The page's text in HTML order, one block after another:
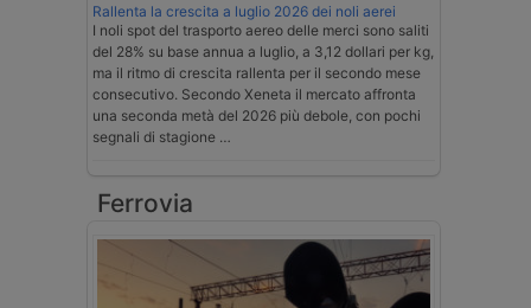
Rallenta la crescita a luglio 2026 dei noli aerei
I noli spot del trasporto aereo delle merci sono saliti
del 28% su base annua a luglio, a 3,12 dollari per kg,
ma il ritmo di crescita rallenta per il secondo mese
consecutivo. Secondo Xeneta il mercato affronta
una seconda metà del 2026 più debole, con pochi
segnali di stagione …
Ferrovia